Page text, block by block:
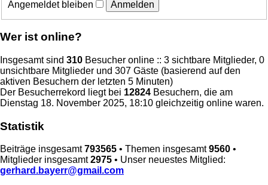
Angemeldet bleiben
Wer ist online?
Insgesamt sind 310 Besucher online :: 3 sichtbare Mitglieder, 0
unsichtbare Mitglieder und 307 Gäste (basierend auf den
aktiven Besuchern der letzten 5 Minuten)
Der Besucherrekord liegt bei 12824 Besuchern, die am
Dienstag 18. November 2025, 18:10 gleichzeitig online waren.
Statistik
Beiträge insgesamt793565 • Themen insgesamt9560 •
Mitglieder insgesamt2975 • Unser neuestes Mitglied:
gerhard.bayerr@gmail.com